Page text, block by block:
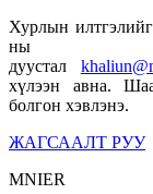
Хурлын
ны
дуустал
хүлээн авна.
болгон хэвлэнэ.
ЖАГСААЛТ РУУ
MNIER